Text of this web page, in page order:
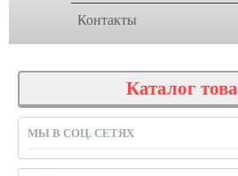
Контакты
Каталог
МЫ В СОЦ. СЕТЯХ